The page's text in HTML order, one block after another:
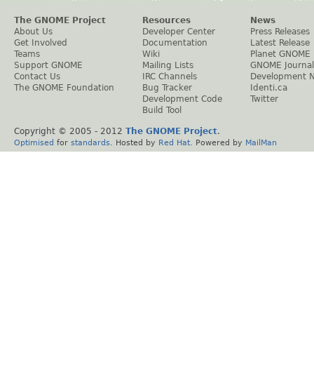
The GNOME Project
About Us
Get Involved
Teams
Support GNOME
Contact Us
The GNOME Foundation
Resources
Developer Center
Documentation
Wiki
Mailing Lists
IRC Channels
Bug Tracker
Development Code
Build Tool
News
Press Releases
Latest Release
Planet GNOME
GNOME Journal
Development
Identi.ca
Twitter
Copyright © 2005 - 2012 The GNOME Project.
Optimised for standards . Hosted by Red Hat . Powered by MailMan